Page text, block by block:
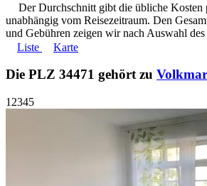
Der Durchschnitt gibt die übliche Kosten
unabhängig vom Reisezeitraum. Den
und Gebühren zeigen wir nach Auswahl des
Liste
Karte
Die PLZ 34471 gehört zu
1 2345